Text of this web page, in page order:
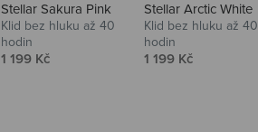
Stellar Sakura Pink
Klid bez hluku až 40
hodin
Prodejní cena
1 199 Kč
Stellar Arctic White
Klid bez hluku až 40
hodin
Prodejní cena
1 199 Kč